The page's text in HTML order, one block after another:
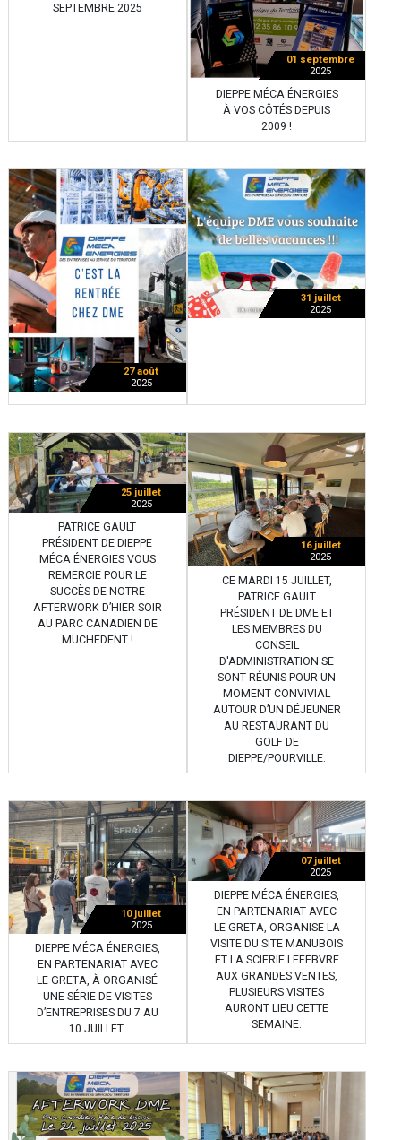
SEPTEMBRE 2025
01 septembre
2025
DIEPPE MÉCA ÉNERGIES
À VOS CÔTÉS DEPUIS
2009 !
27 août
2025
31 juillet
2025
25 juillet
2025
PATRICE GAULT
PRÉSIDENT DE DIEPPE
MÉCA ÉNERGIES VOUS
REMERCIE POUR LE
SUCCÈS DE NOTRE
AFTERWORK D’HIER SOIR
AU PARC CANADIEN DE
MUCHEDENT !
16 juillet
2025
CE MARDI 15 JUILLET,
PATRICE GAULT
PRÉSIDENT DE DME ET
LES MEMBRES DU
CONSEIL
D'ADMINISTRATION SE
SONT RÉUNIS POUR UN
MOMENT CONVIVIAL
AUTOUR D’UN DÉJEUNER
AU RESTAURANT DU
GOLF DE
DIEPPE/POURVILLE.
10 juillet
2025
DIEPPE MÉCA ÉNERGIES,
EN PARTENARIAT AVEC
LE GRETA, À ORGANISÉ
UNE SÉRIE DE VISITES
D’ENTREPRISES DU 7 AU
10 JUILLET.
07 juillet
2025
DIEPPE MÉCA ÉNERGIES,
EN PARTENARIAT AVEC
LE GRETA, ORGANISE LA
VISITE DU SITE MANUBOIS
ET LA SCIERIE LEFEBVRE
AUX GRANDES VENTES,
PLUSIEURS VISITES
AURONT LIEU CETTE
SEMAINE.